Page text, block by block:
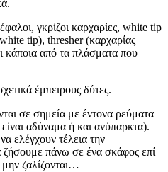
γκρίζοι καρχαρίες, white tip
tip), thresher (καρχαρίας
κάποια από τα πλάσματα που
έμπειρους δύτες.
σε σημεία με έντονα ρεύματα
αδύναμα ή και ανύπαρκτα).
ελέγχουν τέλεια την
ζήσουμε πάνω σε ένα σκάφος επί
ζαλίζονται…